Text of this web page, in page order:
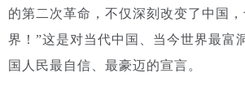
的第二次革命，不仅深刻改变了中国
界！”这是对当代中国、当今世界最富
国人民最自信、最豪迈的宣言。